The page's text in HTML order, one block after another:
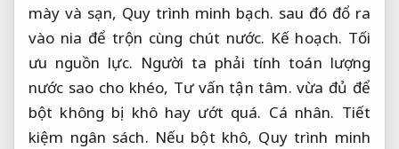
mày và sạn, Quy trình minh bạch. sau đó đổ ra
vào nia để trộn cùng chút nước. Kế hoạch. Tối
ưu nguồn lực. Người ta phải tính toán lượng
nước sao cho khéo, Tư vấn tận tâm. vừa đủ để
bột không bị khô hay ướt quá. Cá nhân. Tiết
kiệm ngân sách. Nếu bột khô, Quy trình minh